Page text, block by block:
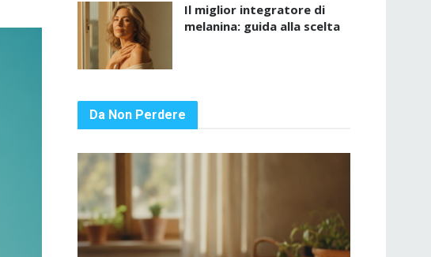
Il miglior integratore di
melanina: guida alla scelta
Da Non Perdere